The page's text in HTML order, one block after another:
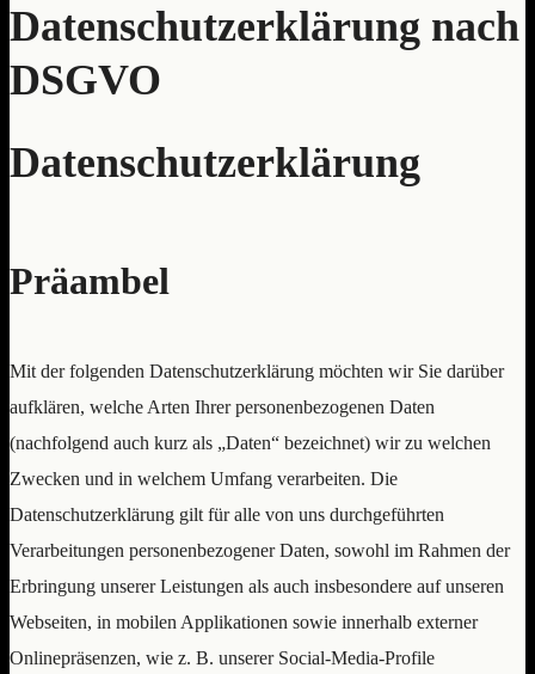
Datenschutzerklärung nach
DSGVO
Datenschutzerklärung
Präambel
Mit der folgenden Datenschutzerklärung möchten wir Sie darüber
aufklären, welche Arten Ihrer personenbezogenen Daten
(nachfolgend auch kurz als „Daten“ bezeichnet) wir zu welchen
Zwecken und in welchem Umfang verarbeiten. Die
Datenschutzerklärung gilt für alle von uns durchgeführten
Verarbeitungen personenbezogener Daten, sowohl im Rahmen der
Erbringung unserer Leistungen als auch insbesondere auf unseren
Webseiten, in mobilen Applikationen sowie innerhalb externer
Onlinepräsenzen, wie z. B. unserer Social-Media-Profile